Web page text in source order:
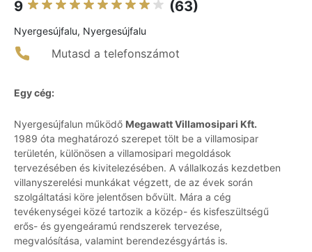
9 (63)
Nyergesújfalu, Nyergesújfalu
Mutasd a telefonszámot
Egy cég:
Nyergesújfalun működő Megawatt Villamosipari Kft.
1989 óta meghatározó szerepet tölt be a villamosipar
területén, különösen a villamosipari megoldások
tervezésében és kivitelezésében. A vállalkozás kezdetben
villanyszerelési munkákat végzett, de az évek során
szolgáltatási köre jelentősen bővült. Mára a cég
tevékenységei közé tartozik a közép- és kisfeszültségű
erős- és gyengeáramú rendszerek tervezése,
megvalósítása, valamint berendezésgyártás is.